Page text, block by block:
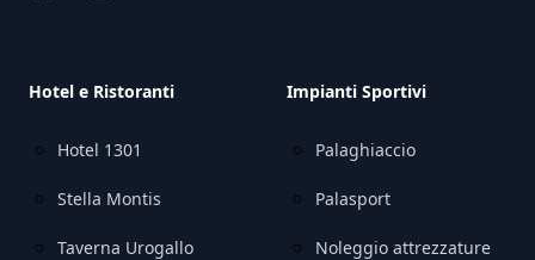
Hotel e Ristoranti
Hotel 1301
Stella Montis
Taverna Urogallo
Impianti Sportivi
Palaghiaccio
Palasport
Noleggio attrezzature